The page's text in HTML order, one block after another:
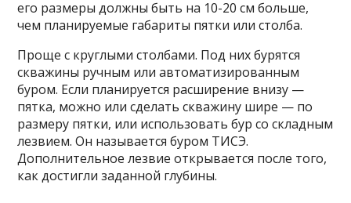
его размеры должны быть на 10-20 см больше,
чем планируемые габариты пятки или столба.
Проще с круглыми столбами. Под них бурятся
скважины ручным или автоматизированным
буром. Если планируется расширение внизу —
пятка, можно или сделать скважину шире — по
размеру пятки, или использовать бур со складным
лезвием. Он называется буром ТИСЭ.
Дополнительное лезвие открывается после того,
как достигли заданной глубины.